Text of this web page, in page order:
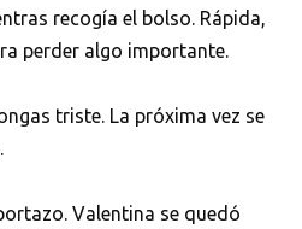
recogía el bolso. Rápida,
perder algo importante.
triste. La próxima vez se
Valentina se quedó